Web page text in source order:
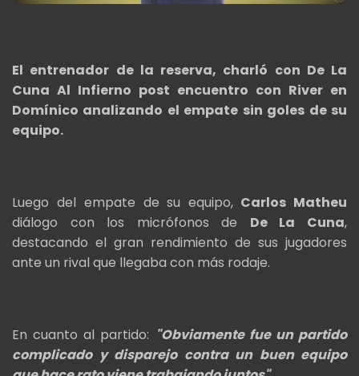
El entrenador de la reserva, charló con De La
Cuna Al Infierno post encuentro con River en
Domínico analizando el empate sin goles de su
equipo.
Luego del empate de su equipo, Carlos Matheu
diálogo con los micrófonos de De La Cuna,
destacando el gran rendimiento de sus jugadores
ante un rival que llegaba con más rodaje.
En cuanto al partido: "Obviamente fue un partido
complicado y disparejo contra un buen equipo